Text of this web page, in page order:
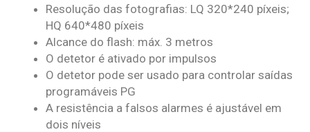
Resolução das fotografias: LQ 320*240 píxeis;
HQ 640*480 píxeis
Alcance do flash: máx. 3 metros
O detetor é ativado por impulsos
O detetor pode ser usado para controlar saídas
programáveis PG
A resistência a falsos alarmes é ajustável em
dois níveis